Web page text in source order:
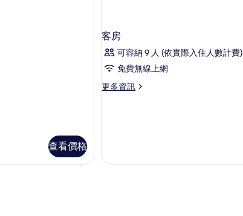
查看價格
客房
可容納 9 人 (依實際入住人數計費)
免費無線上網
更多資訊
更